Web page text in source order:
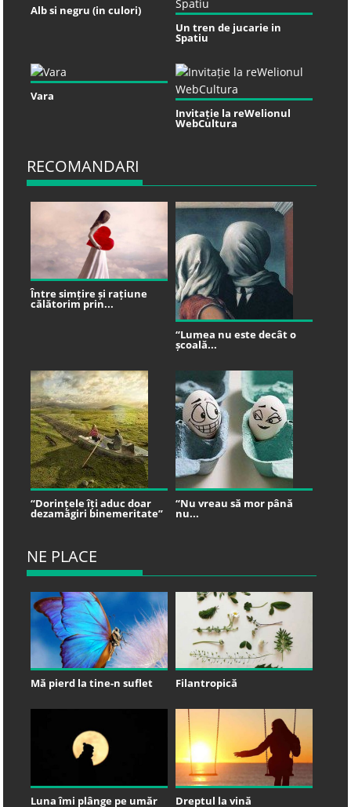
Alb si negru (in culori)
Un tren de jucarie in
Spatiu
Vara
Invitație la reWelionul
WebCultura
RECOMANDARI
Între simțire și rațiune
călătorim prin...
“Lumea nu este decât o
școală...
“Dorințele îți aduc doar
dezamăgiri binemeritate”
“Nu vreau să mor până
nu...
NE PLACE
Mă pierd la tine-n suflet Filantropică
Luna îmi plânge pe umăr Dreptul la vină